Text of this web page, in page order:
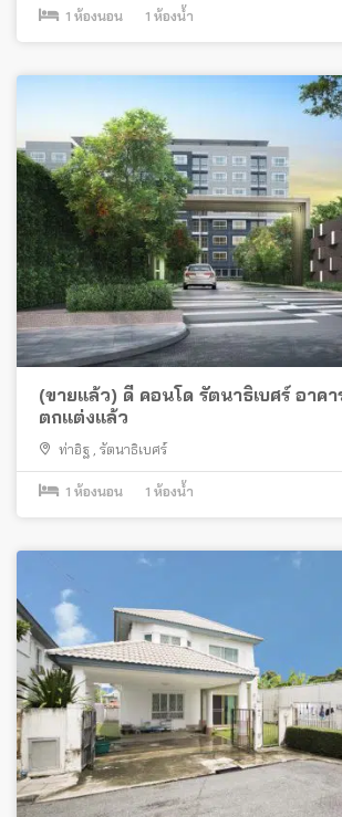
1 ห้องนอน 1 ห้องน้ำ
(ขายแล้ว) ดี คอนโด รัตนาธิเบศร์ อาคาร B ชั้น 3
ตกแต่งแล้ว
ท่าอิฐ รัตนาธิเบศร์
1 ห้องนอน 1 ห้องน้ำ